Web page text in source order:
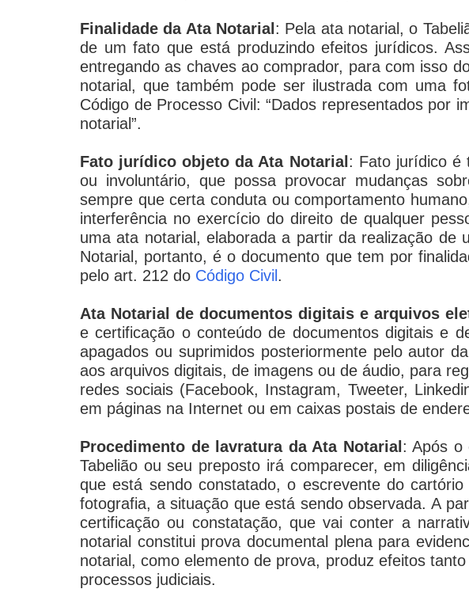
Finalidade da Ata Notarial : Pela ata notarial, o
de um fato que está produzindo efeitos jurídicos.
entregando as chaves ao comprador, para com isso
notarial, que também pode ser ilustrada com uma
Código de Processo Civil: “Dados representados por
notarial”.
Fato jurídico objeto da Ata Notarial : Fato jurídico é
ou involuntário, que possa provocar mudanças
sempre que certa conduta ou comportamento
interferência no exercício do direito de qualquer
uma ata notarial, elaborada a partir da realização de
Notarial, portanto, é o documento que tem por
pelo art. 212 do Código Civil .
Ata Notarial de documentos digitais e arquivos
e certificação o conteúdo de documentos digitais e
apagados ou suprimidos posteriormente pelo autor
aos arquivos digitais, de imagens ou de áudio, para
redes sociais (Facebook, Instagram, Tweeter,
em páginas na Internet ou em caixas postais de
Procedimento de lavratura da Ata Notarial : Após o
Tabelião ou seu preposto irá comparecer, em
que está sendo constatado, o escrevente do
fotografia, a situação que está sendo observada. A
certificação ou constatação, que vai conter a
notarial constitui prova documental plena para
notarial, como elemento de prova, produz efeitos
processos judiciais.